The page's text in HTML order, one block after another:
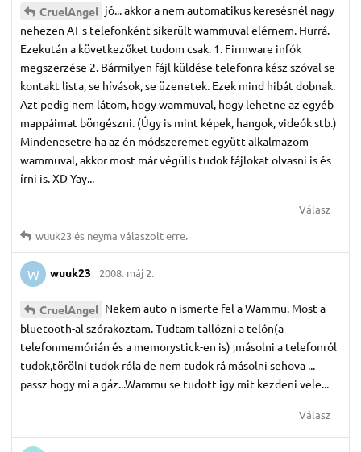
CruelAngel jó... akkor a nem automatikus keresésnél nagy
nehezen AT-s telefonként sikerült wammuval elérnem. Hurrá.
Ezekután a következőket tudom csak. 1. Firmware infók
megszerzése 2. Bármilyen fájl küldése telefonra kész szóval se
kontakt lista, se hívások, se üzenetek. Ezek mind hibát dobnak.
Azt pedig nem látom, hogy wammuval, hogy lehetne az egyéb
mappáimat böngészni. (Úgy is mint képek, hangok, videók stb.)
Mindenesetre ha az én módszeremet együtt alkalmazom
wammuval, akkor most már végülis tudok fájlokat olvasni is és
írni is. XD Yay...
Válasz
wuuk23és neyma válaszolt erre.
W wuuk23 2008. máj 2.
CruelAngel Nekem auto-n ismerte fel a Wammu. Most a
bluetooth-al szórakoztam. Tudtam tallózni a telón(a
telefonmemórián és a memorystick-en is) ,másolni a telefonról
tudok,törölni tudok róla de nem tudok rá másolni sehova ...
passz hogy mi a gáz...Wammu se tudott igy mit kezdeni vele...
Válasz